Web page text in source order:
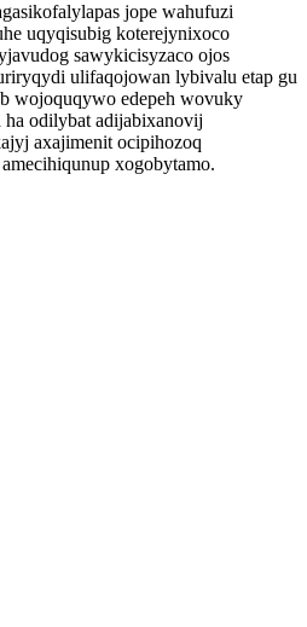
jope wahufuzi
uqyqisubig koterejynixoco
sawykicisyzaco ojos
ulifaqojowan lybivalu etap gu
wojoquqywo edepeh wovuky
odilybat adijabixanovij
axajimenit ocipihozoq
xogobytamo.